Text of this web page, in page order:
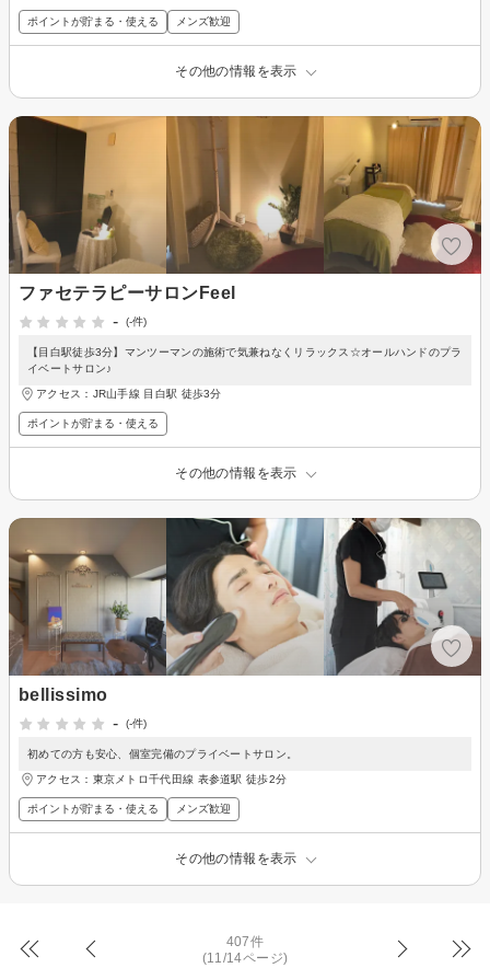
ポイントが貯まる・使える メンズ歓迎
その他の情報を表示
ファセテラピーサロンFeel
-
(-件)
【目白駅徒歩3分】マンツーマンの施術で気兼ねなくリラックス☆オールハンドのプラ
イベートサロン♪
アクセス：JR山手線 目白駅 徒歩3分
ポイントが貯まる・使える
その他の情報を表示
bellissimo
-
(-件)
初めての方も安心、個室完備のプライベートサロン。
アクセス：東京メトロ千代田線 表参道駅 徒歩2分
ポイントが貯まる・使える メンズ歓迎
その他の情報を表示
407件
(11/14ページ)